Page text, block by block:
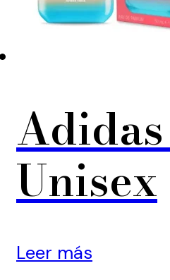
Unisex
Leer más